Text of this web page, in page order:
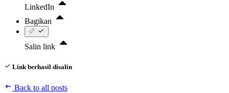
LinkedIn
Bagikan
Salin link
Link berhasil disalin
Back to all posts